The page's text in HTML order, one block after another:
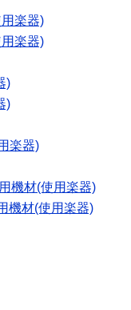
楽器)
楽器)
)
)
楽器)
機材(使用楽器)
機材(使用楽器)